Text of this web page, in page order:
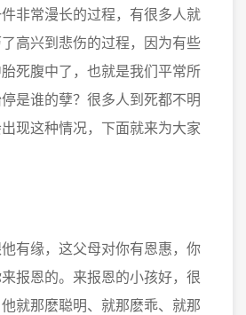
非常漫长的过程，有很多人就
高兴到悲伤的过程，因为有些
死腹中了，也就是我们平常所
是谁的孽？很多人到死都不明
现这种情况，下面就来为大家
缘，这父母对你有恩惠，你
报恩的。来报恩的小孩好，很
就那麽聪明、就那麽乖、就那